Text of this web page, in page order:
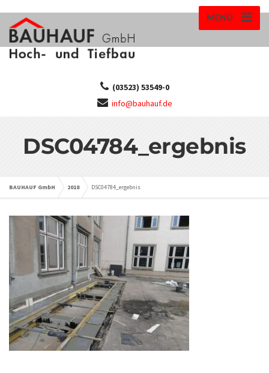
MENÜ
(03523) 53549-0
info@bauhauf.de
DSC04784_ergebnis
BAUHAUF GmbH 2018 DSC04784_ergebnis